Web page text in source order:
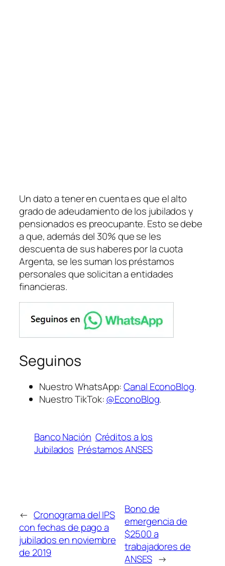
Un dato a tener en cuenta es que el alto
grado de adeudamiento de los jubilados y
pensionados es preocupante. Esto se debe
a que, además del 30% que se les
descuenta de sus haberes por la cuota
Argenta, se les suman los préstamos
personales que solicitan a entidades
financieras.
Seguinos
Nuestro WhatsApp:Canal EconoBlog.
Nuestro TikTok:@EconoBlog.
Banco Nación Créditos a los
Jubilados Préstamos ANSES
← Cronograma del IPS
con fechas de pago a
jubilados en noviembre
de 2019
Bono de
emergencia de
$2500 a
trabajadores de
ANSES →